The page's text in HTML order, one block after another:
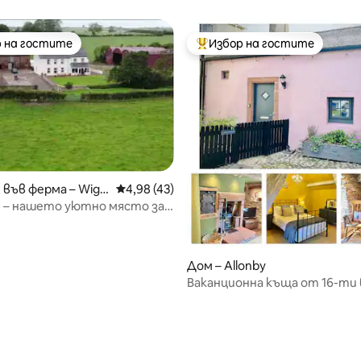
5, 29 отзива
избор на гостите
на гостите
ферма – Wigt
Средна оценка: 4,98 от 5, 43 отзива
4,98 (43)
нашето уютно място за
Най-популярен избор на
Избор на гостите
Дом – Allonby
Ваканционна къща от 16-ти